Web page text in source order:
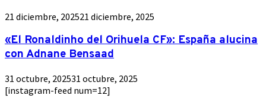
21 diciembre, 202521 diciembre, 2025
«El Ronaldinho del Orihuela CF»: España alucina
con Adnane Bensaad
31 octubre, 202531 octubre, 2025
[instagram-feed num=12]